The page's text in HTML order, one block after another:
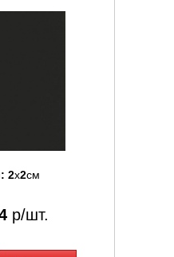
2x2см
р/шт.